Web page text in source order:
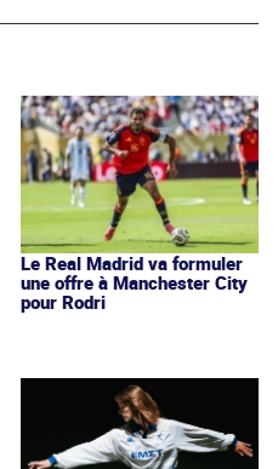
Le Real Madrid va formuler
une offre à Manchester City
pour Rodri